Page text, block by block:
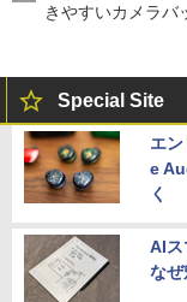
きやすいカメラバ
Special Site
エ
e
く
AIス
なぜ